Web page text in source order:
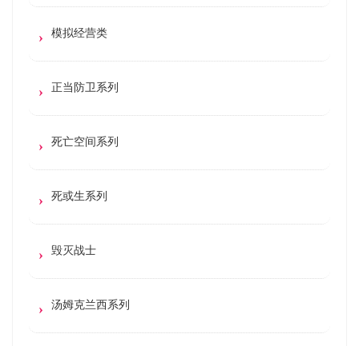
模拟经营类
正当防卫系列
死亡空间系列
死或生系列
毁灭战士
汤姆克兰西系列